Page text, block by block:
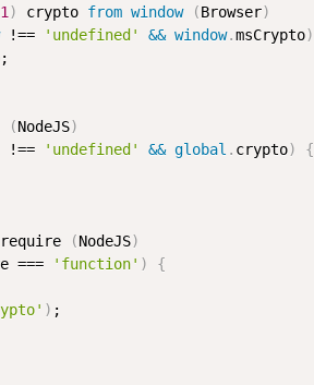
) crypto from window (Browser)
!== 'undefined' && window.msCrypto)
(NodeJS)
!== 'undefined' && global . crypto)
{
require (NodeJS)
=== 'function' )
{
) ;